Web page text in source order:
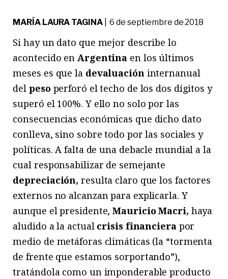
MARÍA LAURA TAGINA| 6 de septiembre de 2018
Si hay un dato que mejor describe lo
acontecido enArgentina en los últimos
meses es que la devaluación internanual
delpeso perforó el techo de los dos dígitos y
superó el 100%. Y ello no solo por las
consecuencias económicas que dicho dato
conlleva, sino sobre todo por las sociales y
políticas. A falta de una debacle mundial a la
cual responsabilizar de semejante
depreciación, resulta claro que los factores
externos no alcanzan para explicarla. Y
aunque el presidente,Mauricio Macri, haya
aludido a la actual crisis financierapor
medio de metáforas climáticas (la “tormenta
de frente que estamos sorportando”),
tratándola como un imponderable producto